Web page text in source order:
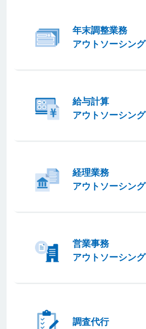
年末調整業務
アウトソーシング
給与計算
アウトソーシング
経理業務
アウトソーシング
営業事務
アウトソーシング
調査代行